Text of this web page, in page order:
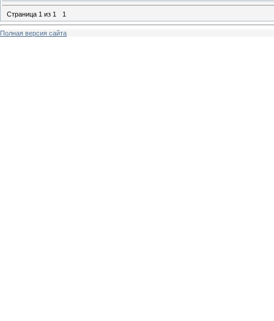
Страница 1 из 1 1
Полная версия сайта